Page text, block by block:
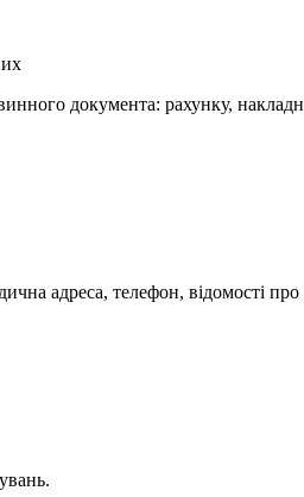
документа: рахунку,
телефон, відомості про